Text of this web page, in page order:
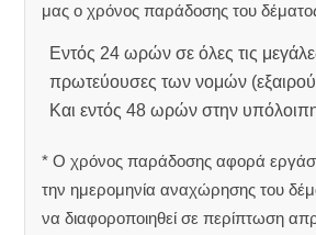
μας ο χρόνος παράδοσης του δέματος
Εντός 24 ωρών σε όλες τις
πρωτεύουσες των νομών
Και εντός 48 ωρών στην
* Ο χρόνος παράδοσης αφορά
την ημερομηνία αναχώρησης του
να διαφοροποιηθεί σε περίπτωση